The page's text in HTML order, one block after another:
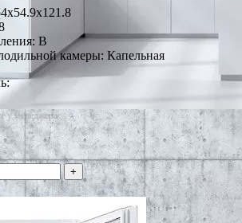
B
камеры: Капельная
у менеджера
+